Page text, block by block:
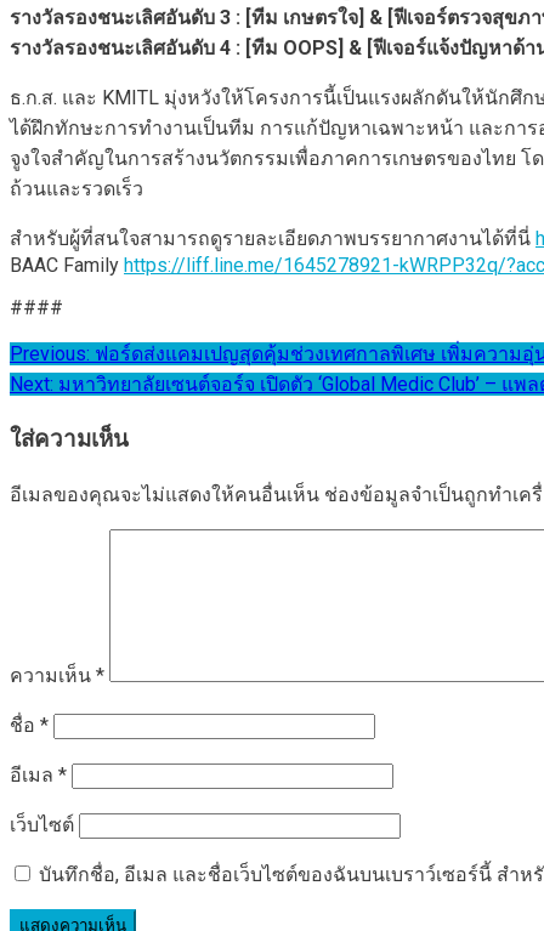
รางวัลรองชนะเลิศอันดับ 3 : [ทีม เกษตรใจ] & [ฟีเจอร์ตรวจสุข
รางวัลรองชนะเลิศอันดับ 4 : [ทีม OOPS] & [ฟีเจอร์แจ้งปัญหาด้
ธ.ก.ส. และ KMITL มุ่งหวังให้โครงการนี้เป็นแรงผลักดันให้นัก
ได้ฝึกทักษะการทำงานเป็นทีม การแก้ปัญหาเฉพาะหน้า และกา
จูงใจสำคัญในการสร้างนวัตกรรมเพื่อภาคการเกษตรของไทย โ
ถ้วนและรวดเร็ว
สำหรับผู้ที่สนใจสามารถดูรายละเอียดภาพบรรยากาศงานได้ที่นี่
BAAC Family https://liff.line.me/1645278921-kWRPP32q/
####
แนะแนว
เรื่อง
Previous: ฟอร์ดส่งแคมเปญสุดคุ้มช่วงเทศกาลพิเศษ เพิ่มความอุ่
Next: มหาวิทยาลัยเซนต์จอร์จ เปิดตัว ‘Global Medic Club’ –
ใส่ความเห็น
อีเมลของคุณจะไม่แสดงให้คนอื่นเห็น ช่องข้อมูลจำเป็นถูกทำเค
ความเห็น *
ชื่อ *
อีเมล *
เว็บไซต์
บันทึกชื่อ, อีเมล และชื่อเว็บไซต์ของฉันบนเบราว์เซอร์นี้ สำห